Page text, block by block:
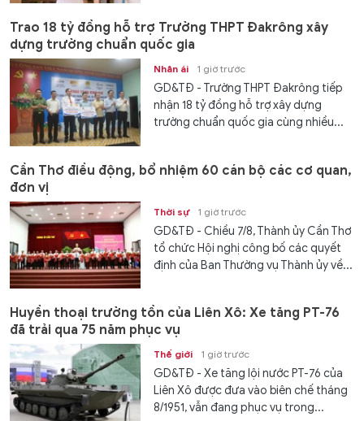
Trao 18 tỷ đồng hỗ trợ Trường THPT Đakrông xây
dựng trường chuẩn quốc gia
Nhân ái 1 giờ trước
GD&TĐ - Trường THPT Đakrông tiếp
nhận 18 tỷ đồng hỗ trợ xây dựng
trường chuẩn quốc gia cùng nhiều...
Cần Thơ điều động, bổ nhiệm 60 cán bộ các cơ quan,
đơn vị
Thời sự 1 giờ trước
GD&TĐ - Chiều 7/8, Thành ủy Cần Thơ
tổ chức Hội nghị công bố các quyết
định của Ban Thường vụ Thành ủy về...
Huyền thoại trường tồn của Liên Xô: Xe tăng PT-76
đã trải qua 75 năm phục vụ
Thế giới 1 giờ trước
GD&TĐ - Xe tăng lội nước PT-76 của
Liên Xô được đưa vào biên chế tháng
8/1951, vẫn đang phục vụ trong...